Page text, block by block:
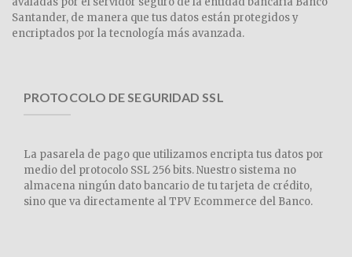
Santander, de manera que tus datos están protegidos y
encriptados por la tecnología más avanzada.
PROTOCOLO DE SEGURIDAD SSL
La pasarela de pago que utilizamos encripta tus datos por
medio del protocolo SSL 256 bits. Nuestro sistema no
almacena ningún dato bancario de tu tarjeta de crédito,
sino que va directamente al TPV Ecommerce del Banco.